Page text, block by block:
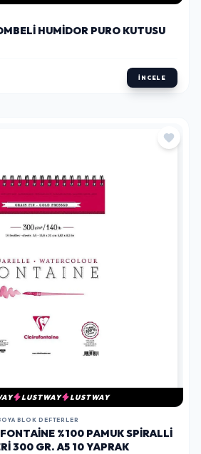
HUMIDOR PURO KUTUSU
İNCELE
LUSTWAY LUSTWAY
BLOK DEFTERLER
%100 PAMUK SPIRALLI
300 GR. A5 10 YAPRAK